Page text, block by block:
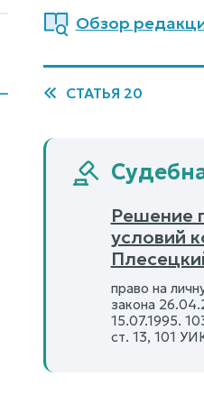
Обзор
СТАТЬЯ 20
Решение
условий
право на
закона
15.07.1995.
ст. 13, 101